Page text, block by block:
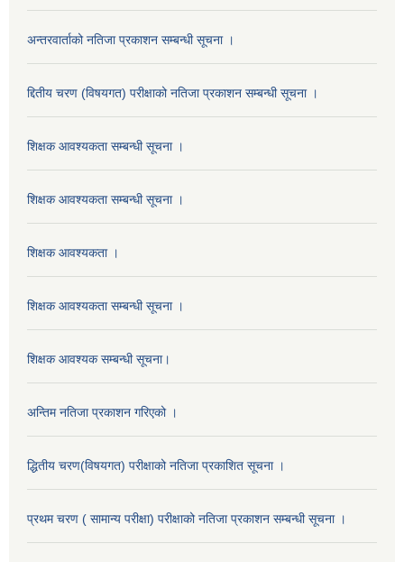
अन्तरवार्ताको नतिजा प्रकाशन सम्बन्धी सूचना ।
द्दितीय चरण (विषयगत) परीक्षाको नतिजा प्रकाशन सम्बन्धी सूचना ।
शिक्षक आवश्यकता सम्बन्धी सूचना ।
शिक्षक आवश्यकता सम्बन्धी सूचना ।
शिक्षक आवश्यकता ।
शिक्षक आवश्यकता सम्बन्धी सूचना ।
शिक्षक आवश्यक सम्बन्धी सूचना।
अन्तिम नतिजा प्रकाशन गरिएको ।
द्धितीय चरण(विषयगत) परीक्षाको नतिजा प्रकाशित सूचना ।
प्रथम चरण ( सामान्य परीक्षा) परीक्षाको नतिजा प्रकाशन सम्बन्धी सूचना ।